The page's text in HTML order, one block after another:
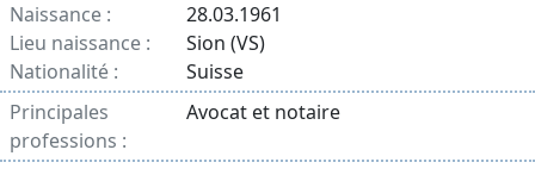
Naissance :
28.03.1961
Lieu naissance :
Sion (VS)
Nationalité :
Suisse
Principales
professions :
Avocat et notaire